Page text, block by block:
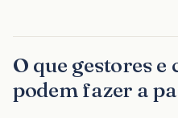
O que gestores
podem fazer a